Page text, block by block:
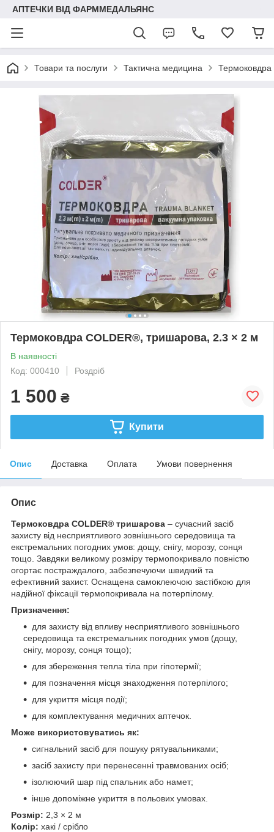
АПТЕЧКИ ВІД ФАРММЕДАЛЬЯНС
Товари та послуги Тактична медицина
Термоковдра COLDER®, тришарова, 2.3 × 2 м
В наявності
Код: 000410
Роздріб
1 500 ₴
Купити
Опис Доставка Оплата Умови повернення
Опис
Термоковдра COLDER® тришарова – сучасний засіб
захисту від несприятливого зовнішнього середовища та
екстремальних погодних умов: дощу, снігу, морозу, сонця
тощо. Завдяки великому розміру термопокривало повністю
огортає постраждалого, забезпечуючи швидкий та
ефективний захист. Оснащена самоклеючою застібкою для
надійної фіксації термопокривала на потерпілому.
Призначення:
для захисту від впливу несприятливого зовнішнього
середовища та екстремальних погодних умов (дощу,
снігу, морозу, сонця тощо);
для збереження тепла тіла при гіпотермії;
для позначення місця знаходження потерпілого;
для укриття місця події;
для комплектування медичних аптечок.
Може використовуватись як:
сигнальний засіб для пошуку рятувальниками;
засіб захисту при перенесенні травмованих осіб;
ізолюючий шар під спальник або намет;
інше допоміжне укриття в польових умовах.
Розмір: 2,3 × 2 м
Колір: хакі / срібло